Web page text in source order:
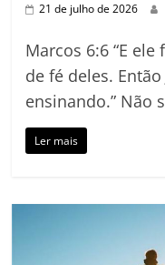
21 de julho de 2026
Marcos 6:6 “E
de fé deles.
ensinando.” Não
Ler mais